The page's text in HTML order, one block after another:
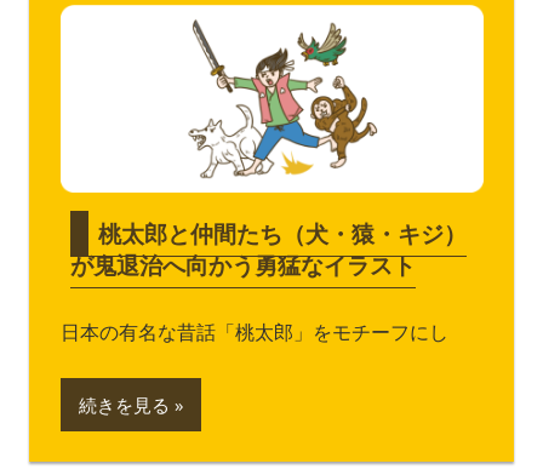
桃太郎と仲間たち（犬・猿・キジ）
が鬼退治へ向かう勇猛なイラスト
日本の有名な昔話「桃太郎」をモチーフにし
続きを見る